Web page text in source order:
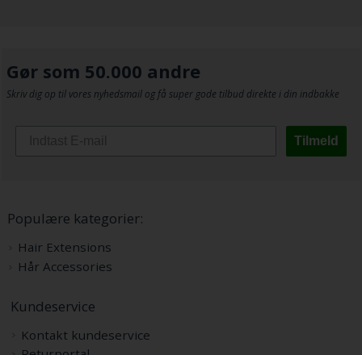
Gør som 50.000 andre
Skriv dig op til vores nyhedsmail og få super gode tilbud direkte i din indbakke
Tilmeld
Populære kategorier:
Hair Extensions
Hår Accessories
Kundeservice
Kontakt kundeservice